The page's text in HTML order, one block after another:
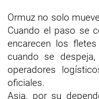
Ormuz no solo
Cuando el paso se
encarecen los
cuando se
operadores
oficiales.
Asia, por su